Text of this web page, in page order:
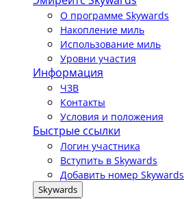
О программе Skywards
Накопление миль
Использование миль
Уровни участия
Информация
ЧЗВ
Контакты
Условия и положения
Быстрые ссылки
Логин участника
Вступить в Skywards
Добавить номер Skywards
Skywards